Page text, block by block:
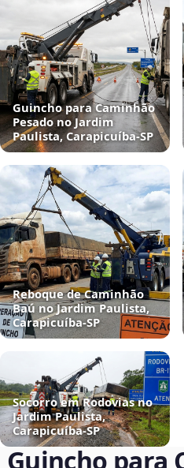
Guincho para Caminhão
Pesado no Jardim
Paulista, Carapicuíba‑SP
Reboque de Caminhão
Baú no Jardim Paulista,
Carapicuíba‑SP
Socorro em Rodovias no
Jardim Paulista,
Carapicuíba‑SP
Guincho para